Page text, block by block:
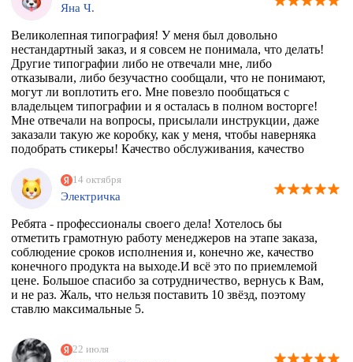
Яна Ч.
Великолепная типография! У меня был довольно
нестандартный заказ, и я совсем не понимала, что делать!
Другие типографии либо не отвечали мне, либо
отказывали, либо безучастно сообщали, что не понимают,
могут ли воплотить его. Мне повезло пообщаться с
владельцем типографии и я осталась в полном восторге!
Мне отвечали на вопросы, присылали инструкции, даже
заказали такую же коробку, как у меня, чтобы наверняка
подобрать стикеры! Качество обслуживания, качество
14 октября
Электричка
Ребята - профессионалы своего дела! Хотелось бы
отметить грамотную работу менеджеров на этапе заказа,
соблюдение сроков исполнения и, конечно же, качество
конечного продукта на выходе.И всё это по приемлемой
цене. Большое спасибо за сотрудничество, вернусь к Вам,
и не раз. Жаль, что нельзя поставить 10 звёзд, поэтому
ставлю максимальные 5.
22 июля